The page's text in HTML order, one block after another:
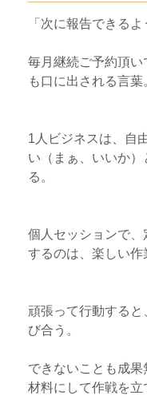
「次に報告できる
毎月継続ご予約頂
も口に出される言葉
1人ビジネスは、自
い（まぁ、いいか
る。
個人セッションで
するのは、楽しい作
頑張って行動する
び合う。
できないことも成
材料にして作戦を立